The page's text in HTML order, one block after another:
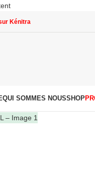
Kénitra
QUI SOMMES NOUSSHOP